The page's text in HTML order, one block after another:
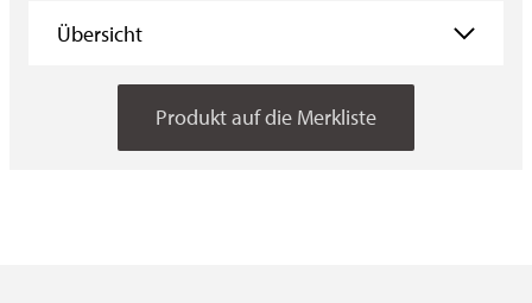
Übersicht
EigenschaftenProdukt auf die Merkliste